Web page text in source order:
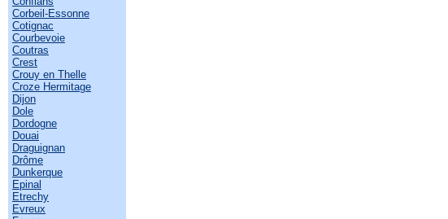
Corbeil-Essonne
Cotignac
Courbevoie
Coutras
Crest
Crouy en Thelle
Croze Hermitage
Dijon
Dole
Dordogne
Douai
Draguignan
Drôme
Dunkerque
Epinal
Etrechy
Evreux